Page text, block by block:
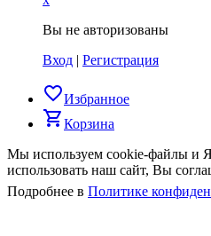
Вы не авторизованы
Вход | Регистрация
favorite_borderИзбранное
shopping_cartКорзина
Мы используем cookie-файлы и
использовать наш сайт, Вы
Подробнее в Политике